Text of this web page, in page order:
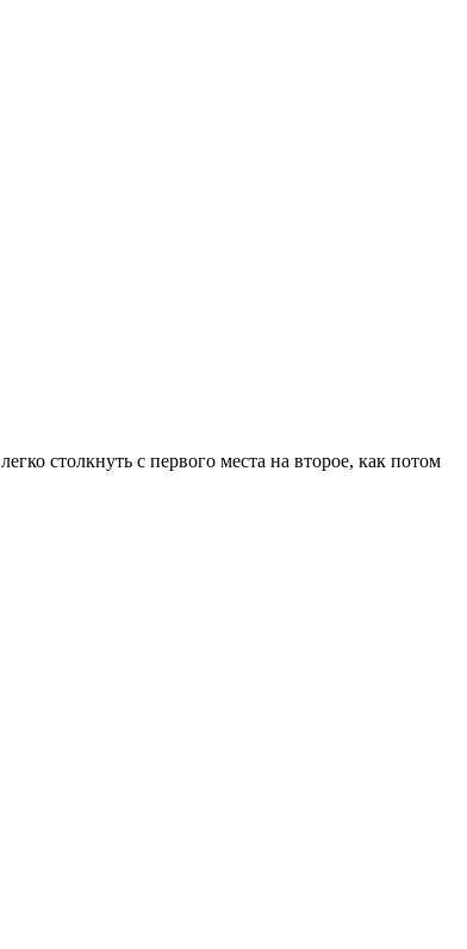
столкнуть с первого места на второе, как потом